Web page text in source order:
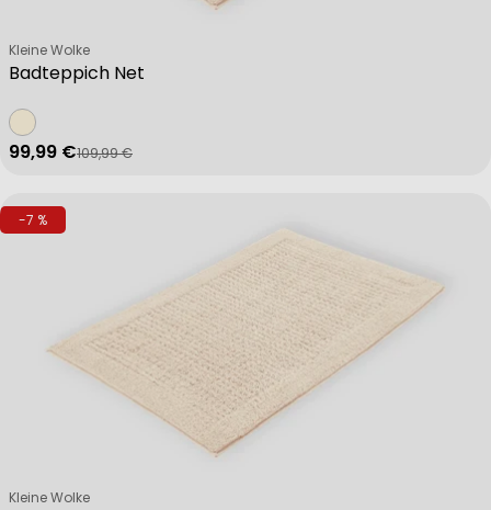
Badteppich Net
Verkäufer:
Kleine Wolke
Verkaufspreis
99,99 €
Regulärer Preis
109,99 €
-7 %
Verkäufer:
Kleine Wolke